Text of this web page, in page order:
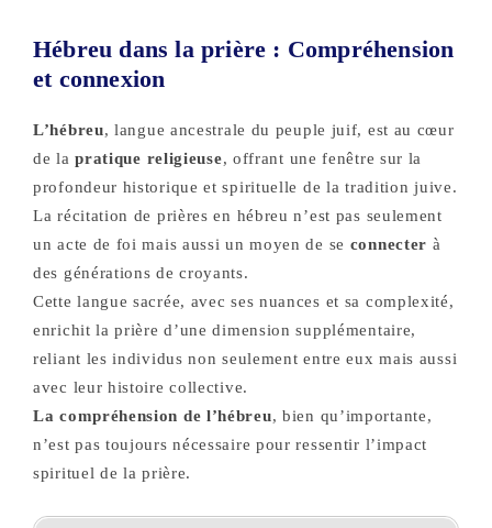
Hébreu dans la prière : Compréhension
et connexion
L’hébreu, langue ancestrale du peuple juif, est au cœur
de lapratique religieuse, offrant une fenêtre sur la
profondeur historique et spirituelle de la tradition juive.
La récitation de prières en hébreu n’est pas seulement
un acte de foi mais aussi un moyen de se connecter à
des générations de croyants.
Cette langue sacrée, avec ses nuances et sa complexité,
enrichit la prière d’une dimension supplémentaire,
reliant les individus non seulement entre eux mais aussi
avec leur histoire collective.
La compréhension de l’hébreu, bien qu’importante,
n’est pas toujours nécessaire pour ressentir l’impact
spirituel de la prière.